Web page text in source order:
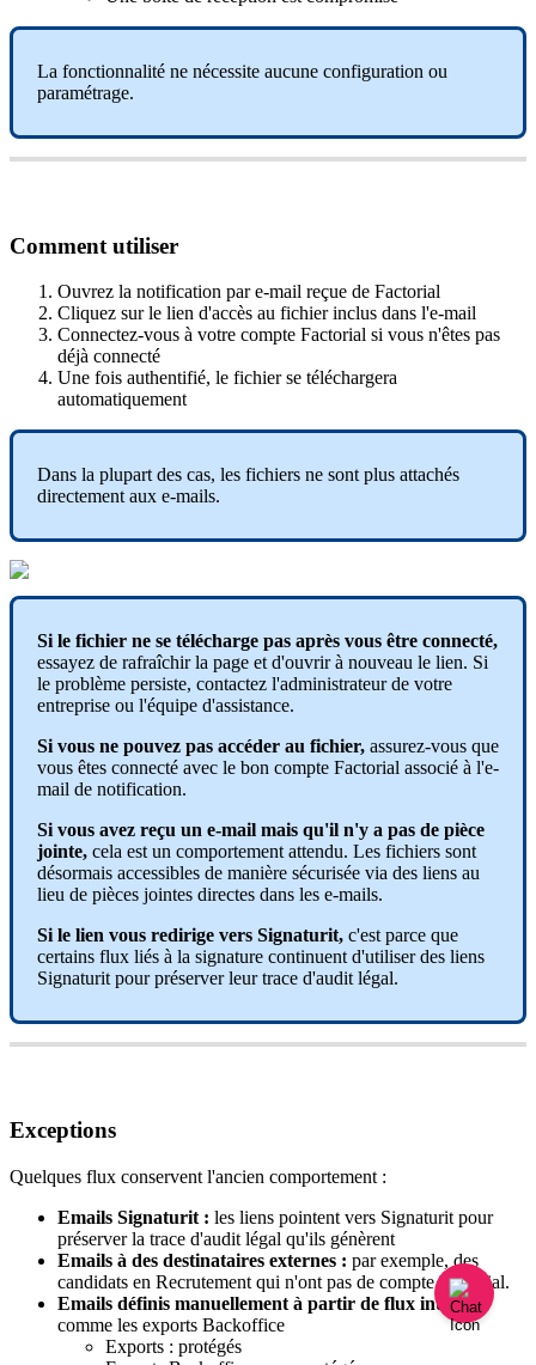
La fonctionnalité ne nécessite aucune configuration ou
paramétrage.
Comment utiliser
Ouvrez la notification par e-mail reçue de Factorial
Cliquez sur le lien d'accès au fichier inclus dans l'e-mail
Connectez-vous à votre compte Factorial si vous n'êtes pas
déjà connecté
Une fois authentifié, le fichier se téléchargera
automatiquement
Dans la plupart des cas, les fichiers ne sont plus attachés
directement aux e-mails.
Si le fichier ne se télécharge pas après vous être connecté,
essayez de rafraîchir la page et d'ouvrir à nouveau le lien. Si
le problème persiste, contactez l'administrateur de votre
entreprise ou l'équipe d'assistance.
Si vous ne pouvez pas accéder au fichier, assurez-vous que
vous êtes connecté avec le bon compte Factorial associé à l'e-
mail de notification.
Si vous avez reçu un e-mail mais qu'il n'y a pas de pièce
jointe, cela est un comportement attendu. Les fichiers sont
désormais accessibles de manière sécurisée via des liens au
lieu de pièces jointes directes dans les e-mails.
Si le lien vous redirige vers Signaturit, c'est parce que
certains flux liés à la signature continuent d'utiliser des liens
Signaturit pour préserver leur trace d'audit légal.
Exceptions
Quelques flux conservent l'ancien comportement :
Emails Signaturit : les liens pointent vers Signaturit pour
préserver la trace d'audit légal qu'ils génèrent
Emails à des destinataires externes : par exemple, des
candidats en Recrutement qui n'ont pas de compte Factorial.
Emails définis manuellement à partir de flux internes
comme les exports Backoffice
Exports : protégés